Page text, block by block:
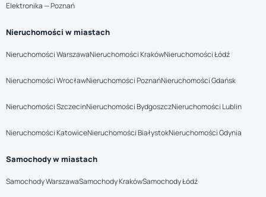
Elektronika — Poznań
Nieruchomości w miastach
Nieruchomości WarszawaNieruchomości KrakówNieruchomości Łódź
Nieruchomości WrocławNieruchomości PoznańNieruchomości Gdańsk
Nieruchomości SzczecinNieruchomości BydgoszczNieruchomości Lublin
Nieruchomości KatowiceNieruchomości BiałystokNieruchomości Gdynia
Samochody w miastach
Samochody WarszawaSamochody KrakówSamochody Łódź